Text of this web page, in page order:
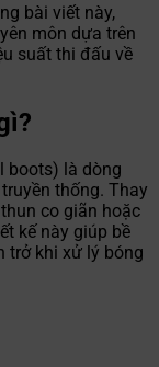
bài viết này,
môn dựa trên
suất thi đấu về
boots) là dòng
thống. Thay
co giãn hoặc
kế này giúp bề
trở khi xử lý bóng